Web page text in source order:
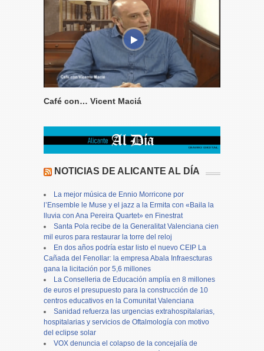
Café con… Vicent Maciá
NOTICIAS DE ALICANTE AL DÍA
La mejor música de Ennio Morricone por
l’Ensemble le Muse y el jazz a la Ermita con «Baila la
lluvia con Ana Pereira Quartet» en Finestrat
Santa Pola recibe de la Generalitat Valenciana cien
mil euros para restaurar la torre del reloj
En dos años podría estar listo el nuevo CEIP La
Cañada del Fenollar: la empresa Abala Infraescturas
gana la licitación por 5,6 millones
La Conselleria de Educación amplía en 8 millones
de euros el presupuesto para la construcción de 10
centros educativos en la Comunitat Valenciana
Sanidad refuerza las urgencias extrahospitalarias,
hospitalarias y servicios de Oftalmología con motivo
del eclipse solar
VOX denuncia el colapso de la concejalía de